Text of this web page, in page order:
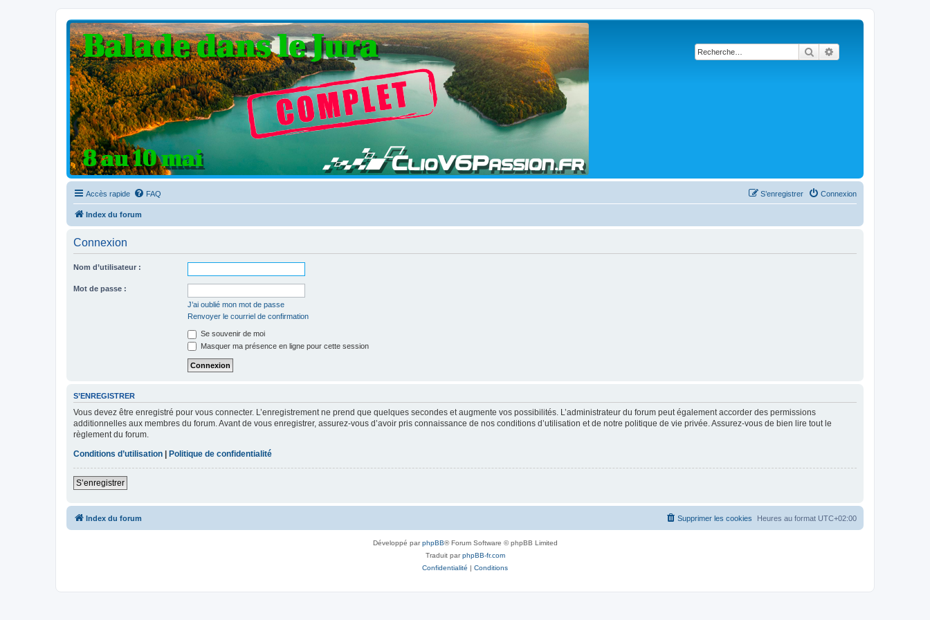
Rechercher
Clio V6 Passion
Le site français des passionnés de Clio V6
Accès rapide FAQ Connexion
S’enregistrer
Index du forum
Connexion
Nom d’utilisateur :
Mot de passe :
J’ai oublié mon mot de passe
Renvoyer le courriel de confirmation
Se souvenir de moi
Masquer ma présence en ligne pour cette session
S’ENREGISTRER
Vous devez être enregistré pour vous connecter. L’enregistrement ne prend que quelques secondes et augmente vos possibilités. L’administrateur du forum peut également accorder des permissions
additionnelles aux membres du forum. Avant de vous enregistrer, assurez-vous d’avoir pris connaissance de nos conditions d’utilisation et de notre politique de vie privée. Assurez-vous de bien lire tout le
règlement du forum.
Conditions d’utilisation | Politique de confidentialité
S’enregistrer
Index du forum Heures au format UTC+02:00
Supprimer les cookies
Développé parphpBB® Forum Software © phpBB Limited
Traduit parphpBB-fr.com
Confidentialité | Conditions